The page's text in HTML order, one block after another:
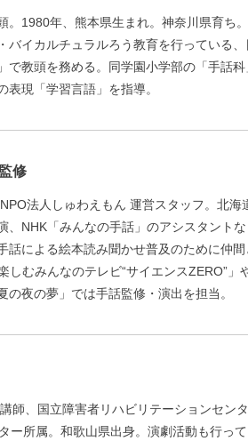
品を買う
。1980年、熊本県生まれ。神奈川県育ち
バイカルチュラルろう教育を行っている
で教頭を務める。同学園小学部の「手話
現「学習言語」を指導。
修
法人しゅわえもん 運営スタッフ。北海
、NHK「みんなの手話」のアシスタント
話による絵本読み聞かせ普及のために仲
しむみんなのテレビ“サイエンスZERO”」
の夜の夢」では手話監修・演出を担当。
師、国立障害者リハビリテーションセン
ー所属。和歌山県出身。演劇活動も行っ